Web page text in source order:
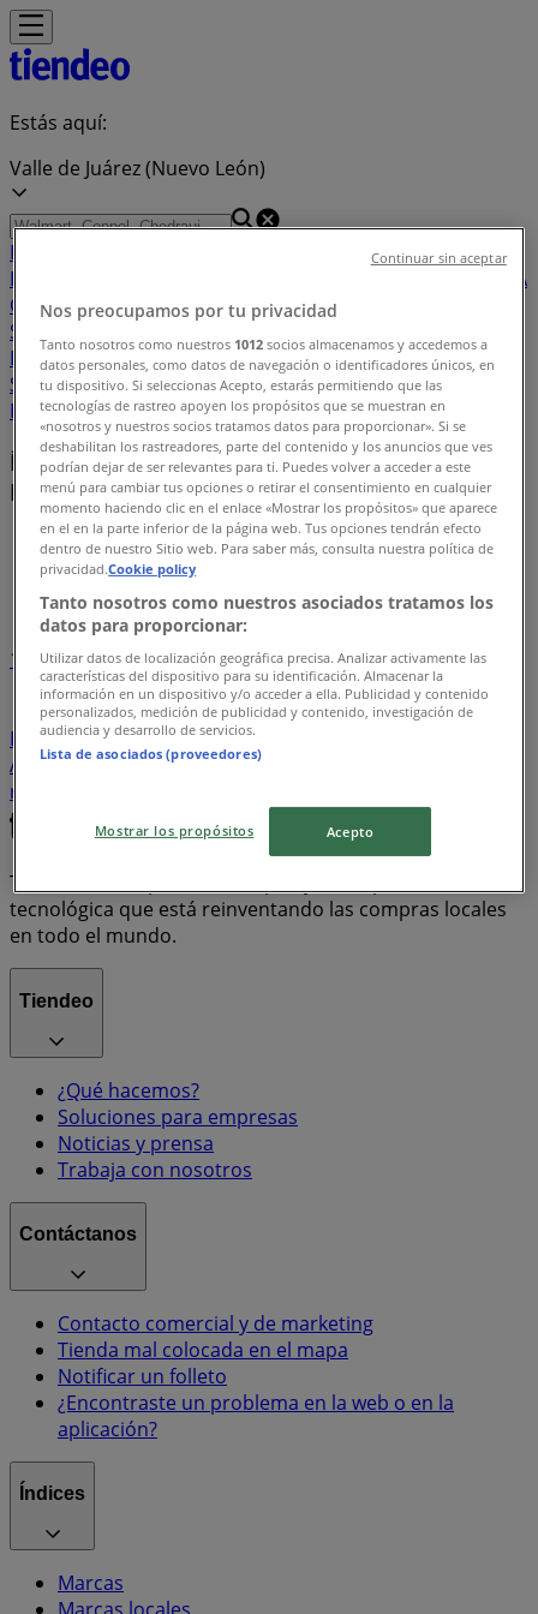
Estás aquí:
Valle de Juárez (Nuevo León)
Destacados
Departamentales
El Regreso A
Clases HogarFarmacias y
Salud
BellezaRestaurantesAutosBancos y
ServiciosDeporteLibrerías y PapeleríasOcioNiños
EntretenimientoÓpticas
Índice de ofertas en Valle de Juárez (Nuevo
León)
Tiendeo en Valle de Juárez (Nuevo León)»
1
Supermercados
Tiendas Departamentales
Farmacias y Salud
Bancos y Servicios
Accesorios
Electrónica Hogar
refrigeradores
Tiendeo forma parte de Shopfully, la empresa
tecnológica que está reinventando las compras locales
en todo el mundo.
Tiendeo
¿Qué hacemos?
Soluciones para empresas
Noticias y prensa
Trabaja con nosotros
Contáctanos
Contacto comercial y de marketing
Tienda mal colocada en el mapa
Notificar un folleto
¿Encontraste un problema en la web o en la
aplicación?
Índices
Marcas
Nos preocupamos por tu privacidad
Tanto nosotros como nuestros 1012 socios almacenamos y accedemos a
datos personales, como datos de navegación o identificadores únicos, en
tu dispositivo. Si seleccionas Acepto, estarás permitiendo que las
tecnologías de rastreo apoyen los propósitos que se muestran en
«nosotros y nuestros socios tratamos datos para proporcionar». Si se
deshabilitan los rastreadores, parte del contenido y los anuncios que ves
podrían dejar de ser relevantes para ti. Puedes volver a acceder a este
menú para cambiar tus opciones o retirar el consentimiento en cualquier
momento haciendo clic en el enlace «Mostrar los propósitos» que aparece
en el en la parte inferior de la página web. Tus opciones tendrán efecto
dentro de nuestro Sitio web. Para saber más, consulta nuestra política de
privacidad.Cookie policy
Tanto nosotros como nuestros asociados tratamos los
datos para proporcionar:
Utilizar datos de localización geográfica precisa. Analizar activamente las
características del dispositivo para su identificación. Almacenar la
información en un dispositivo y/o acceder a ella. Publicidad y contenido
personalizados, medición de publicidad y contenido, investigación de
audiencia y desarrollo de servicios.
Lista de asociados (proveedores)
Mostrar los propósitos Acepto
Continuar sin aceptar